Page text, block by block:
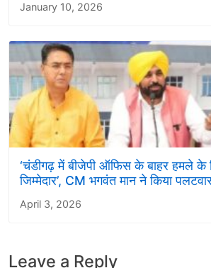
January 10, 2026
‘चंडीगढ़ में बीजेपी ऑफिस के बाहर हमले के
जिम्मेदार’, CM भगवंत मान ने किया
April 3, 2026
Leave a Reply